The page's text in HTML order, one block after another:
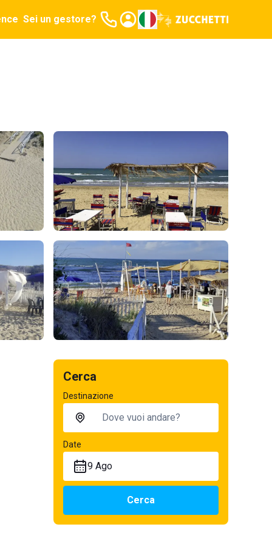
Sei un gestore?
Cerca
Destinazione
Date
9 Ago
Cerca